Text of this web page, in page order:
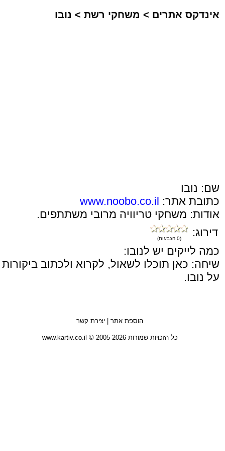
אינדקס אתרים > משחקי רשת > נובו
שם: נובו
כתובת אתר: www.noobo.co.il
אודות: משחקי טריוויה מרובי משתתפים.
דירוג:
(0 הצבעות)
כמה לייקים יש לנובו:
שיחה: כאן תוכלו לשאול, לקרוא ולכתוב ביקורות
על נובו.
הוספת אתר | יצירת קשר
כל הזכויות שמורות 2005-2026 © www.kartiv.co.il